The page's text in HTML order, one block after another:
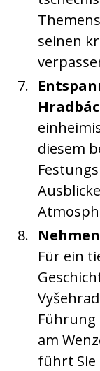
seinen
diesem
Für ein
Führung
am
führt Sie